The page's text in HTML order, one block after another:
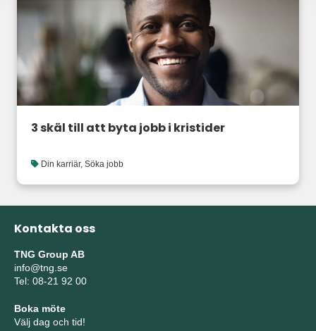
3 skäl till att byta jobb i kristider
Din karriär, Söka jobb
Kontakta oss
TNG Group AB
info@tng.se
Tel: 08-21 92 00
Boka möte
Välj dag och tid!